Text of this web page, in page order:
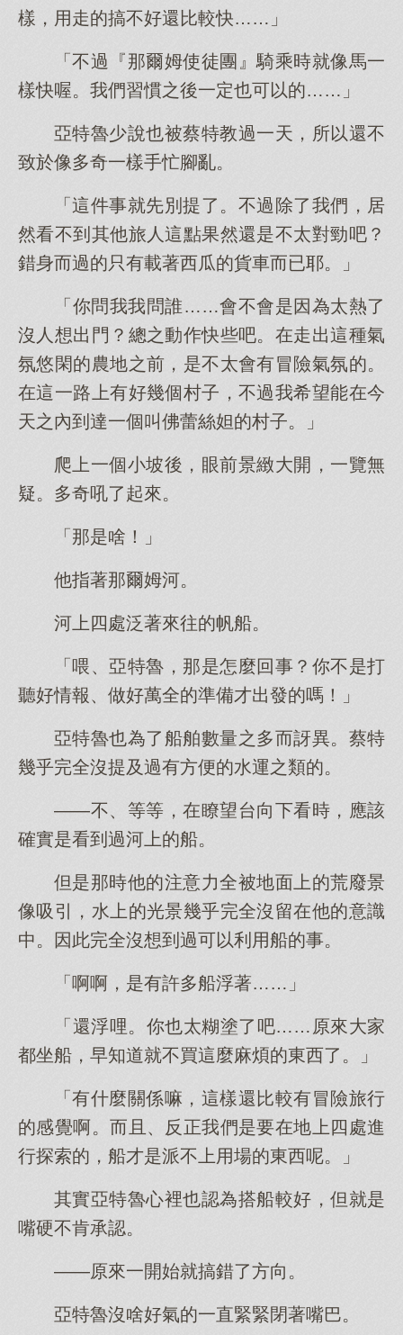
樣，用走的搞不好還比較快……」
「不過『那爾姆使徒團』騎乘時就像馬一
樣快喔。我們習慣之後一定也可以的……」
亞特魯少說也被蔡特教過一天，所以還不
致於像多奇一樣手忙腳亂。
「這件事就先別提了。不過除了我們，居
然看不到其他旅人這點果然還是不太對勁吧？
錯身而過的只有載著西瓜的貨車而已耶。」
「你問我我問誰……會不會是因為太熱了
沒人想出門？總之動作快些吧。在走出這種氣
氛悠閑的農地之前，是不太會有冒險氣氛的。
在這一路上有好幾個村子，不過我希望能在今
天之內到達一個叫佛蕾絲妲的村子。」
爬上一個小坡後，眼前景緻大開，一覽無
疑。多奇吼了起來。
「那是啥！」
他指著那爾姆河。
河上四處泛著來往的帆船。
「喂、亞特魯，那是怎麼回事？你不是打
聽好情報、做好萬全的準備才出發的嗎！」
亞特魯也為了船舶數量之多而訝異。蔡特
幾乎完全沒提及過有方便的水運之類的。
——不、等等，在瞭望台向下看時，應該
確實是看到過河上的船。
但是那時他的注意力全被地面上的荒廢景
像吸引，水上的光景幾乎完全沒留在他的意識
中。因此完全沒想到過可以利用船的事。
「啊啊，是有許多船浮著……」
「還浮哩。你也太糊塗了吧……原來大家
都坐船，早知道就不買這麼麻煩的東西了。」
「有什麼關係嘛，這樣還比較有冒險旅行
的感覺啊。而且、反正我們是要在地上四處進
行探索的，船才是派不上用場的東西呢。」
其實亞特魯心裡也認為搭船較好，但就是
嘴硬不肯承認。
——原來一開始就搞錯了方向。
亞特魯沒啥好氣的一直緊緊閉著嘴巴。